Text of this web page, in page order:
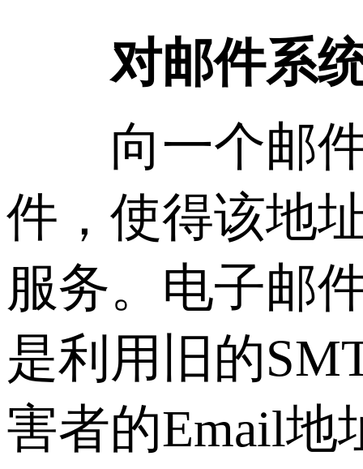
对邮件系统
向一个邮件
件，使得该地
服务。电子邮
是利用旧的
害者的Email地